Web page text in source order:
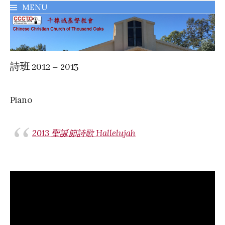
MENU
詩班 2012 – 2013
Piano
2013 聖誕節詩歌 Hallelujah